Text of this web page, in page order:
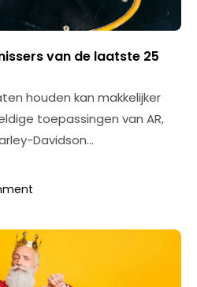
van de laatste 25
houden kan makkelijker
toepassingen van AR,
Davidson…